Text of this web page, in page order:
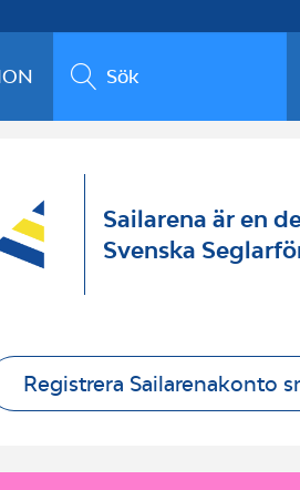
Sök
Sailarena är en
Svenska
Registrera Sailarenakonto